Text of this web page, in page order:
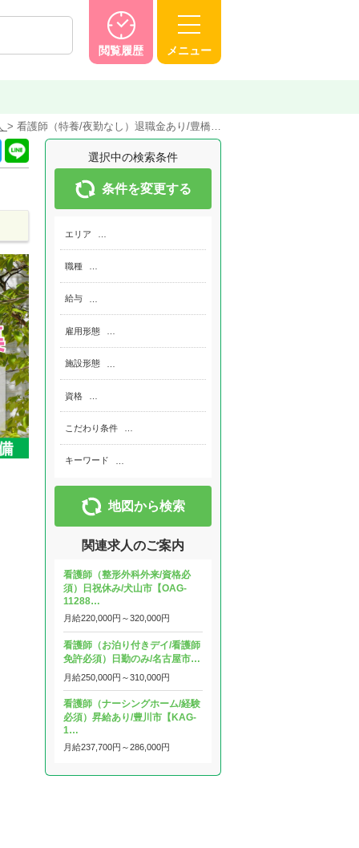
閲覧履歴 メニュー
看護師（特養/夜勤なし）退職金あり/豊橋…
選択中の検索条件
条件を変更する
エリア
職種
給与
雇用形態
施設形態
資格
こだわり条件
キーワード
地図から検索
関連求人のご案内
看護師（整形外科外来/資格必
須）日祝休み/犬山市【OAG-
11288…
月給220,000円～320,000円
看護師（お泊り付きデイ/看護師
免許必須）日勤のみ/名古屋市…
月給250,000円～310,000円
看護師（ナーシングホーム/経験
必須）昇給あり/豊川市【KAG-
1…
月給237,700円～286,000円